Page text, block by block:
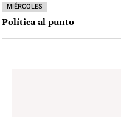
MIÉRCOLES
Política al punto